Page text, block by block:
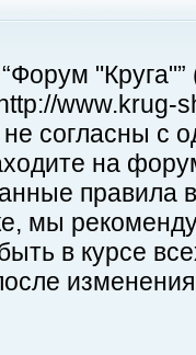
согласны с
на
правила
мы
в курсе